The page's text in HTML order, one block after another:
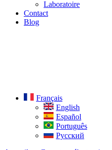
Laboratoire
Contact
Blog
Français
English
Español
Português
Русский